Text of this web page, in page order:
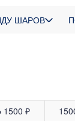
ШАРОВ
1500 ₽